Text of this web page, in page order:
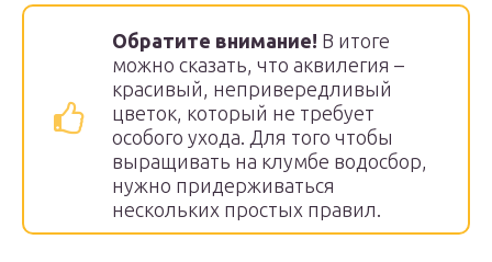
Обратите внимание! В итоге
можно сказать, что аквилегия –
красивый, непривередливый
цветок, который не требует
особого ухода. Для того чтобы
выращивать на клумбе водосбор,
нужно придерживаться
нескольких простых правил.